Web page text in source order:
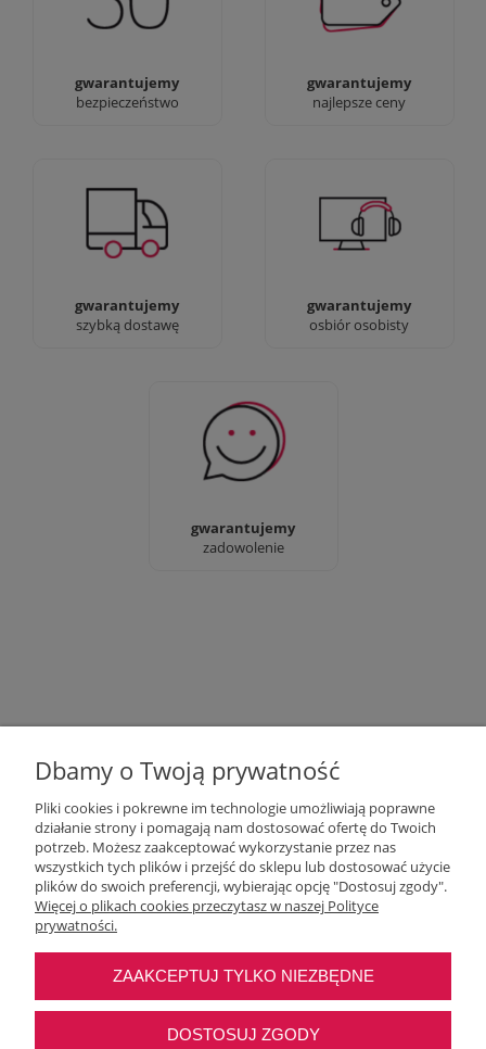
gwarantujemy
bezpieczeństwo
Jesteśmy firmą z 30-
gwarantujemy
najlepsze ceny
Ciężko pracujemy aby
zapewnić najlepsze
gwarantujemy
szybką dostawę
90% dostaw następnego
dnia, bez dopłat!
gwarantujemy
osbiór osobisty
Jesteśmy prawdziwi :)
możesz przyjść i
gwarantujemy
zadowolenie
Sprawdź nasze 100%
zadowolenia Klientów
Moje konto
Najczęstsze pytania
Dbamy o Twoją prywatność
Pliki cookies i pokrewne im technologie umożliwiają poprawne
działanie strony i pomagają nam dostosować ofertę do Twoich
potrzeb. Możesz zaakceptować wykorzystanie przez nas
wszystkich tych plików i przejść do sklepu lub dostosować użycie
plików do swoich preferencji, wybierając opcję "Dostosuj zgody".
Więcej o plikach cookies przeczytasz w naszej Polityce
prywatności.
ZAAKCEPTUJ TYLKO NIEZBĘDNE
DOSTOSUJ ZGODY